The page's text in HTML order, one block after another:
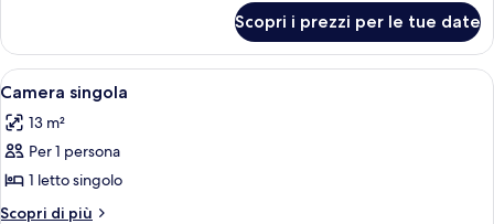
+
child)
Standard
(2
Adults
child)
Scopri i prezzi per le tue date
Apri
tutte
le
foto
per
Camera
Una camera da letto moderna con
3
Camera singola
13 m²
Per 1 persona
1 letto singolo
Scopri di più
Altri